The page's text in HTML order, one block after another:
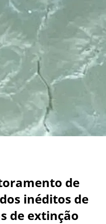
de
inéditos de
de extinção